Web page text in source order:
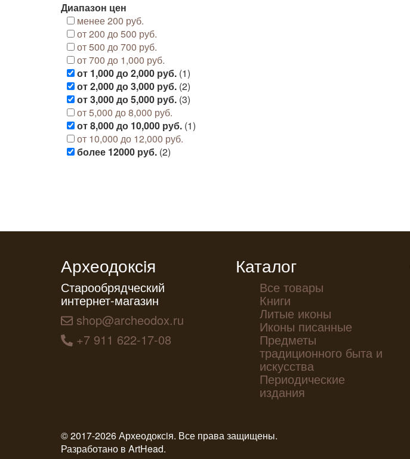
Диапазон цен
менее 200 руб.
от 200 до 500 руб.
от 500 до 700 руб.
от 700 до 1,000 руб.
от 1,000 до 2,000 руб. (1)
от 2,000 до 3,000 руб. (2)
от 3,000 до 5,000 руб. (3)
от 5,000 до 8,000 руб.
от 8,000 до 10,000 руб. (1)
от 10,000 до 12,000 руб.
более 12000 руб. (2)
Археодоксiя
Старообрядческий
интернет-магазин
shop@archeodox.ru
+7 911 622-17-08
Каталог
Все товары
Книги
Литые иконы
Иконы писанные
Предметы
традиционного быта и
искусства
Периодические
издания
© 2017-2026 Археодоксiя. Все права защищены.
Разработано в ArtHead.